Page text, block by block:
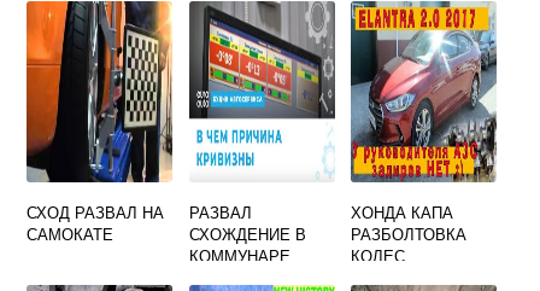
СХОД РАЗВАЛ НА
САМОКАТЕ
РАЗВАЛ
СХОЖДЕНИЕ В
КОММУНАРЕ
ХОНДА КАПА
РАЗБОЛТОВКА
КОЛЕС